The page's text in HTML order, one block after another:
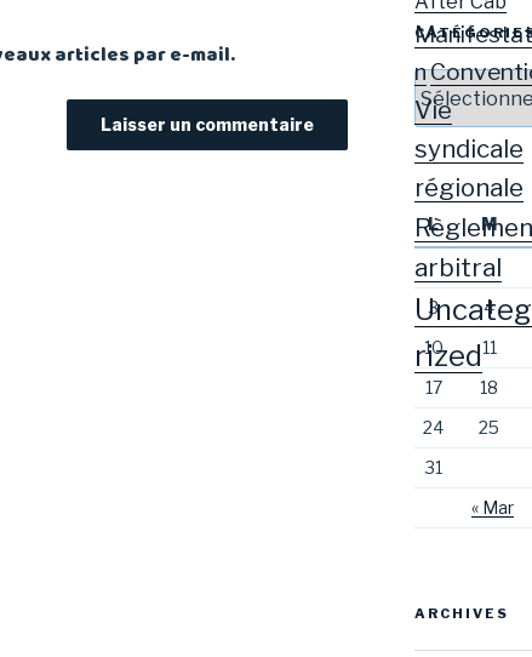
articles par e-mail.
n
Vie
syndicale
régionale
arbitral
rized
Catégories
L M
« Mar
3
4
10
11
17
18
24
25
31
ARCHIVES